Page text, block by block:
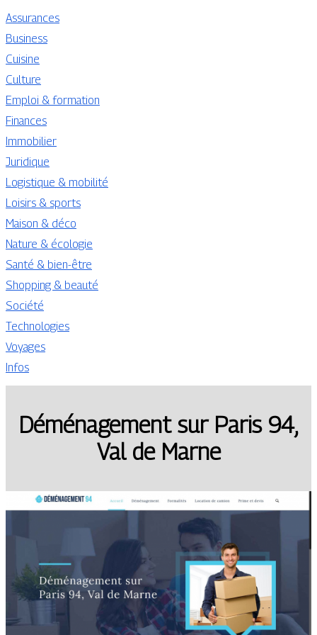
Assurances
Business
Cuisine
Culture
Emploi & formation
Finances
Immobilier
Juridique
Logistique & mobilité
Loisirs & sports
Maison & déco
Nature & écologie
Santé & bien-être
Shopping & beauté
Société
Technologies
Voyages
Infos
Déménagement sur Paris 94,
Val de Marne